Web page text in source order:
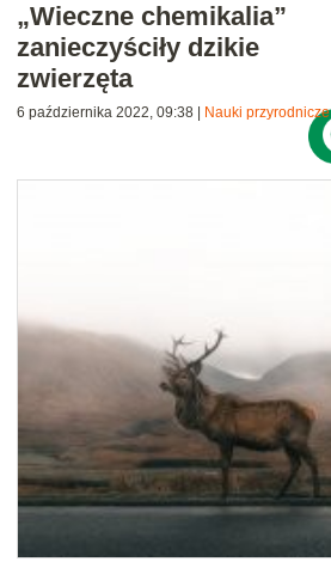
„Wieczne chemikalia”
zanieczyściły dzikie
zwierzęta
6 października 2022, 09:38 Nauki przyrodnicze